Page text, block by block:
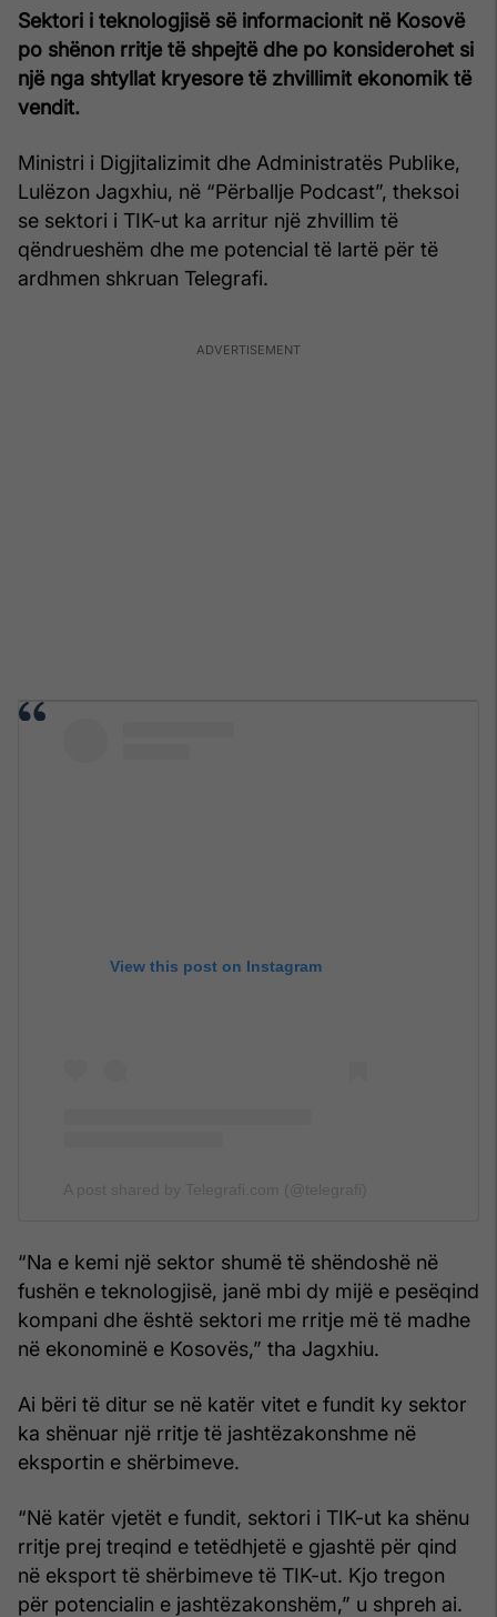
Sektori i teknologjisë së informacionit në Kosovë
po shënon rritje të shpejtë dhe po konsiderohet si
një nga shtyllat kryesore të zhvillimit ekonomik të
vendit.
Ministri i Digjitalizimit dhe Administratës Publike,
Lulëzon Jagxhiu, në “Përballje Podcast”, theksoi
se sektori i TIK-ut ka arritur një zhvillim të
qëndrueshëm dhe me potencial të lartë për të
ardhmen shkruan Telegrafi.
View this post on Instagram
“Na e kemi një sektor shumë të shëndoshë në
fushën e teknologjisë, janë mbi dy mijë e pesëqind
kompani dhe është sektori me rritje më të madhe
në ekonominë e Kosovës,” tha Jagxhiu.
Ai bëri të ditur se në katër vitet e fundit ky sektor
ka shënuar një rritje të jashtëzakonshme në
eksportin e shërbimeve.
“Në katër vjetët e fundit, sektori i TIK-ut ka shënu
rritje prej treqind e tetëdhjetë e gjashtë për qind
në eksport të shërbimeve të TIK-ut. Kjo tregon
për potencialin e jashtëzakonshëm,” u shpreh ai.